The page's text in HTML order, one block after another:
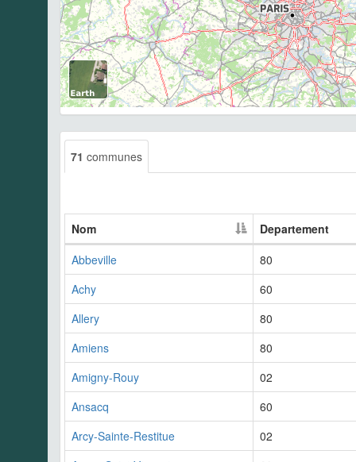
71 communes
Nom
Departement
Abbeville
80
Achy
60
Allery
80
Amiens
80
Amigny-Rouy
02
Ansacq
60
Arcy-Sainte-Restitue
02